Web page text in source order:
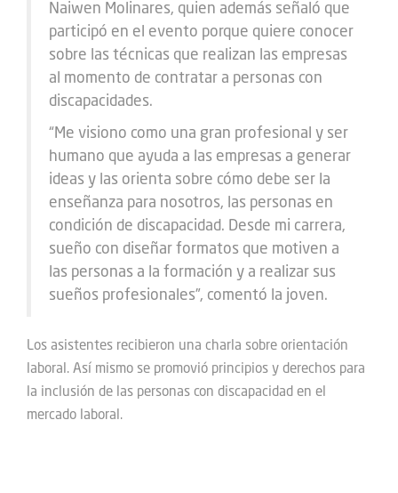
Naiwen Molinares, quien además señaló que
participó en el evento porque quiere conocer
sobre las técnicas que realizan las empresas
al momento de contratar a personas con
discapacidades.
“Me visiono como una gran profesional y ser
humano que ayuda a las empresas a generar
ideas y las orienta sobre cómo debe ser la
enseñanza para nosotros, las personas en
condición de discapacidad. Desde mi carrera,
sueño con diseñar formatos que motiven a
las personas a la formación y a realizar sus
sueños profesionales”, comentó la joven.
Los asistentes recibieron una charla sobre orientación
laboral. Así mismo se promovió principios y derechos para
la inclusión de las personas con discapacidad en el
mercado laboral.